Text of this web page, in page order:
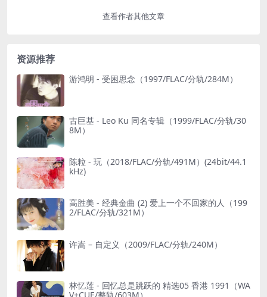
查看作者其他文章
资源推荐
游鸿明 - 受困思念（1997/FLAC/分轨/284M）
古巨基 - Leo Ku 同名专辑（1999/FLAC/分轨/30
8M）
陈粒 - 玩（2018/FLAC/分轨/491M）(24bit/44.1
kHz)
高胜美 - 经典金曲 (2) 爱上一个不回家的人（199
2/FLAC/分轨/321M）
许嵩 – 自定义（2009/FLAC/分轨/240M）
林忆莲 - 回忆总是跳跃的 精选05 香港 1991（WA